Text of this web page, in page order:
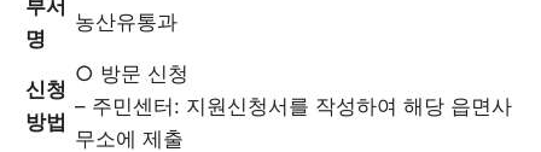
부서
명
농산유통과
신청
방법
○ 방문 신청
– 주민센터: 지원신청서를 작성하여 해당 읍면사
무소에 제출